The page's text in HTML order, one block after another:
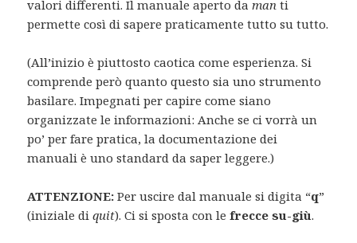
valori differenti. Il manuale aperto daman ti
permette così di sapere praticamente tutto su tutto.
(All’inizio è piuttosto caotica come esperienza. Si
comprende però quanto questo sia uno strumento
basilare. Impegnati per capire come siano
organizzate le informazioni: Anche se ci vorrà un
po’ per fare pratica, la documentazione dei
manuali è uno standard da saper leggere.)
ATTENZIONE: Per uscire dal manuale si digita “q”
(iniziale diquit). Ci si sposta con lefrecce su-giù.